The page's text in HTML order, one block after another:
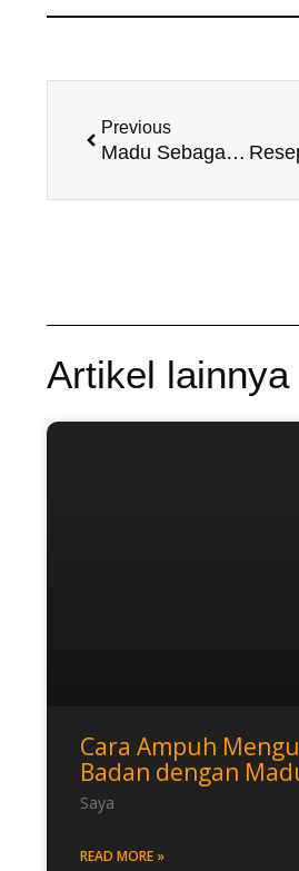
Previous
Madu Sebagai Pengganti Gula dalam Kue dan Minuman
Artikel lainnya
Cara Ampuh
Badan dengan
Saya
READ MORE »